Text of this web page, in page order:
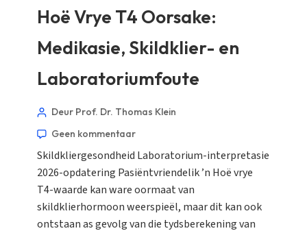
Hoë Vrye T4 Oorsake:
Medikasie, Skildklier- en
Laboratoriumfoute
Deur Prof. Dr. Thomas Klein
Geen kommentaar
Skildkliergesondheid Laboratorium-interpretasie
2026-opdatering Pasiëntvriendelik ’n Hoë vrye
T4-waarde kan ware oormaat van
skildklierhormoon weerspieël, maar dit kan ook
ontstaan as gevolg van die tydsberekening van